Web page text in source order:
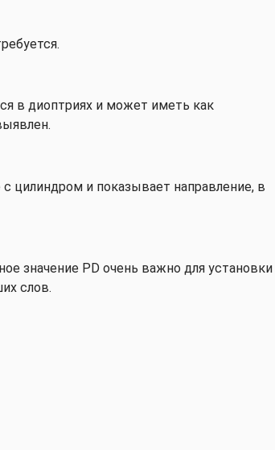
в диоптриях и может иметь как
цилиндром и показывает направление, в
значение PD очень важно для установки
слов.